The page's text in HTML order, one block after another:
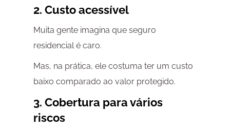
2. Custo acessível
Muita gente imagina que seguro
residencial é caro.
Mas, na prática, ele costuma ter um custo
baixo comparado ao valor protegido.
3. Cobertura para vários
riscos